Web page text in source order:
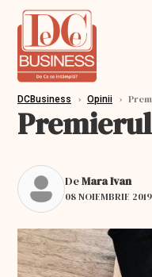
DCBusiness › Opinii ›
DeMara Ivan
08 NOIEMBRIE 2019